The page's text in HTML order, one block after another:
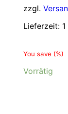
zzgl.
Lieferzeit:
You save (%)
Vorrätig